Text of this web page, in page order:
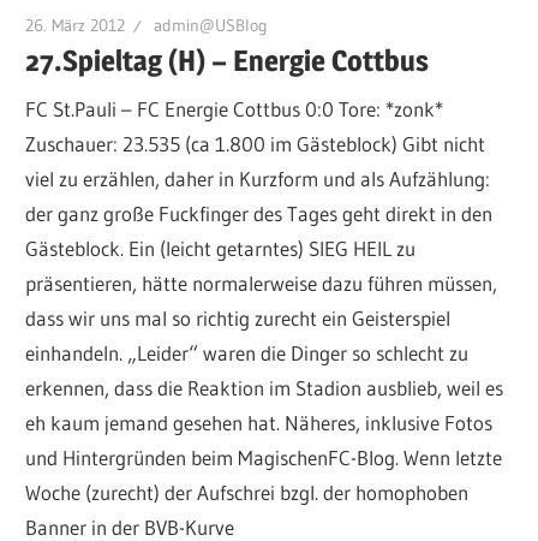
26. März 2012 admin@USBlog
27.Spieltag (H) – Energie Cottbus
FC St.Pauli – FC Energie Cottbus 0:0 Tore: *zonk*
Zuschauer: 23.535 (ca 1.800 im Gästeblock) Gibt nicht
viel zu erzählen, daher in Kurzform und als Aufzählung:
der ganz große Fuckfinger des Tages geht direkt in den
Gästeblock. Ein (leicht getarntes) SIEG HEIL zu
präsentieren, hätte normalerweise dazu führen müssen,
dass wir uns mal so richtig zurecht ein Geisterspiel
einhandeln. „Leider“ waren die Dinger so schlecht zu
erkennen, dass die Reaktion im Stadion ausblieb, weil es
eh kaum jemand gesehen hat. Näheres, inklusive Fotos
und Hintergründen beim MagischenFC-Blog. Wenn letzte
Woche (zurecht) der Aufschrei bzgl. der homophoben
Banner in der BVB-Kurve